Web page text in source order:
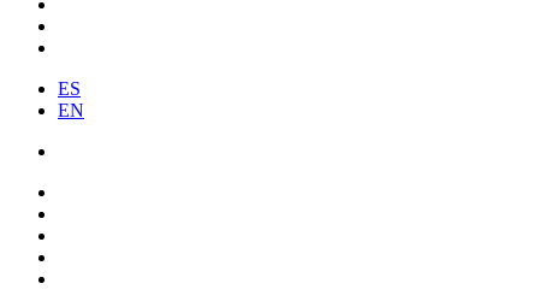
ES
EN